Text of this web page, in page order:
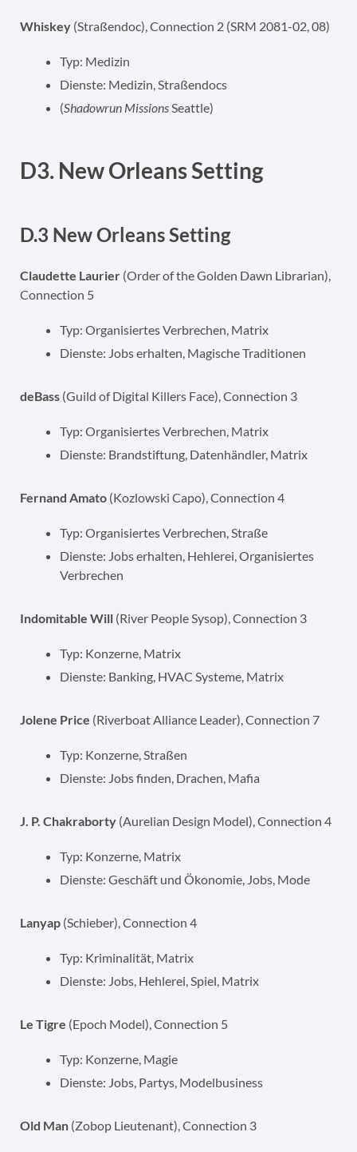
Whiskey (Straßendoc), Connection 2 (SRM 2081-02, 08)
Typ: Medizin
Dienste: Medizin, Straßendocs
(Shadowrun MissionsSeattle)
D3. New Orleans Setting
D.3 New Orleans Setting
Claudette Laurier (Order of the Golden Dawn Librarian),
Connection 5
Typ: Organisiertes Verbrechen, Matrix
Dienste: Jobs erhalten, Magische Traditionen
deBass (Guild of Digital Killers Face), Connection 3
Typ: Organisiertes Verbrechen, Matrix
Dienste: Brandstiftung, Datenhändler, Matrix
Fernand Amato (Kozlowski Capo), Connection 4
Typ: Organisiertes Verbrechen, Straße
Dienste: Jobs erhalten, Hehlerei, Organisiertes
Verbrechen
Indomitable Will (River People Sysop), Connection 3
Typ: Konzerne, Matrix
Dienste: Banking, HVAC Systeme, Matrix
Jolene Price (Riverboat Alliance Leader), Connection 7
Typ: Konzerne, Straßen
Dienste: Jobs finden, Drachen, Mafia
J. P. Chakraborty (Aurelian Design Model), Connection 4
Typ: Konzerne, Matrix
Dienste: Geschäft und Ökonomie, Jobs, Mode
Lanyap (Schieber), Connection 4
Typ: Kriminalität, Matrix
Dienste: Jobs, Hehlerei, Spiel, Matrix
Le Tigre (Epoch Model), Connection 5
Typ: Konzerne, Magie
Dienste: Jobs, Partys, Modelbusiness
Old Man (Zobop Lieutenant), Connection 3